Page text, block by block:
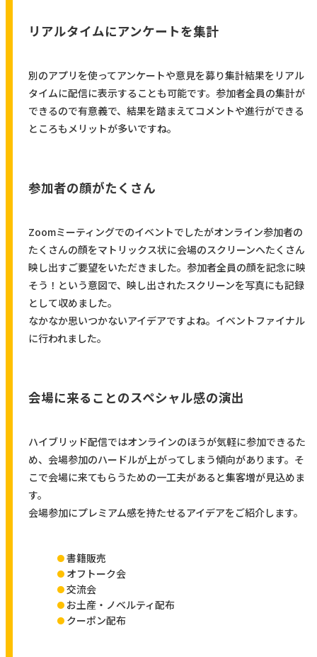
リアルタイムにアンケートを集計
別のアプリを使ってアンケートや意見を募り集計結果をリアル
タイムに配信に表示することも可能です。参加者全員の集計が
できるので有意義で、結果を踏まえてコメントや進行ができる
ところもメリットが多いですね。
参加者の顔がたくさん
Zoomミーティングでのイベントでしたがオンライン参加者の
たくさんの顔をマトリックス状に会場のスクリーンへたくさん
映し出すご要望をいただきました。参加者全員の顔を記念に映
そう！という意図で、映し出されたスクリーンを写真にも記録
として収めました。
なかなか思いつかないアイデアですよね。イベントファイナル
に行われました。
会場に来ることのスペシャル感の演出
ハイブリッド配信ではオンラインのほうが気軽に参加できるた
め、会場参加のハードルが上がってしまう傾向があります。そ
こで会場に来てもらうための一工夫があると集客増が見込めま
す。
会場参加にプレミアム感を持たせるアイデアをご紹介します。
書籍販売
オフトーク会
交流会
お土産・ノベルティ配布
クーポン配布